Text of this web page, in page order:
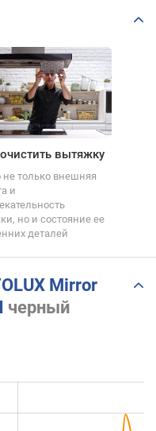
Как почистить вытяжку
только внешняя
и
но и состояние ее
деталей
Mirror
черный